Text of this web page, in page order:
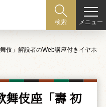
検索 メニュー
伎」解説者のWeb講座付きイヤホ
舞伎座「壽 初